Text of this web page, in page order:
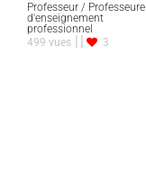
Professeur / Professeure
d'enseignement
professionnel
499 vues
3